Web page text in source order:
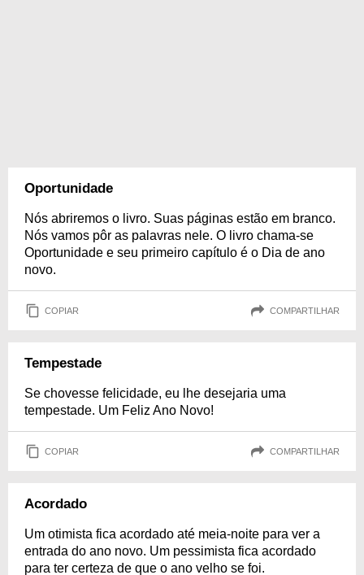
Oportunidade
Nós abriremos o livro. Suas páginas estão em branco.
Nós vamos pôr as palavras nele. O livro chama-se
Oportunidade e seu primeiro capítulo é o Dia de ano
novo.
COPIAR COMPARTILHAR
Tempestade
Se chovesse felicidade, eu lhe desejaria uma
tempestade. Um Feliz Ano Novo!
COPIAR COMPARTILHAR
Acordado
Um otimista fica acordado até meia-noite para ver a
entrada do ano novo. Um pessimista fica acordado
para ter certeza de que o ano velho se foi.